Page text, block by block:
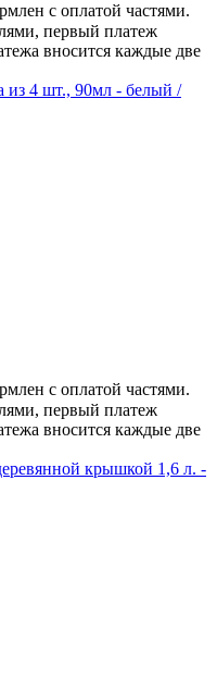
с оплатой частями.
первый платеж
вносится каждые две
из 4 шт., 90мл - белый /
с оплатой частями.
первый платеж
вносится каждые две
крышкой 1,6 л. -